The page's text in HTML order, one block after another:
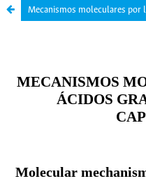
Mecanismos moleculares por